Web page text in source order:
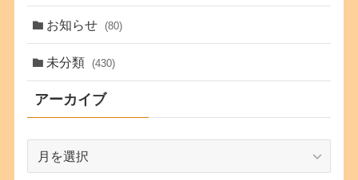
お知らせ (80)
未分類 (430)
アーカイブ